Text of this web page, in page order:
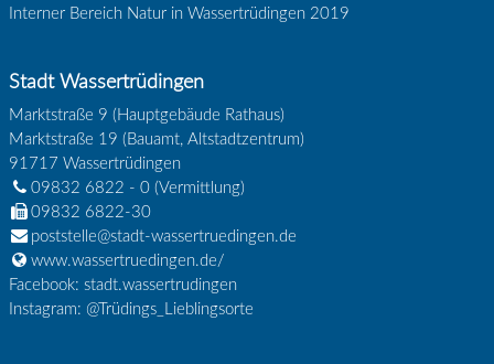
Interner Bereich Natur in Wassertrüdingen 2019
Stadt Wassertrüdingen
Marktstraße 9 (Hauptgebäude Rathaus)
Marktstraße 19 (Bauamt, Altstadtzentrum)
91717 Wassertrüdingen
09832 6822 - 0(Vermittlung)
09832 6822-30
poststelle@stadt-wassertruedingen.de
www.wassertruedingen.de/
Facebook: stadt.wassertrudingen
Instagram: @Trüdings_Lieblingsorte